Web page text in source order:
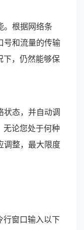
。根据网络条
号和流量的传输
下，仍然能够保
状态，并自动调
无论您处于何种
调整，最大限度
行窗口输入以下